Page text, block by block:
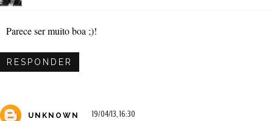
Parece ser muito boa ;)!
RESPONDER
UNKNOWN 19/04/13, 16:30